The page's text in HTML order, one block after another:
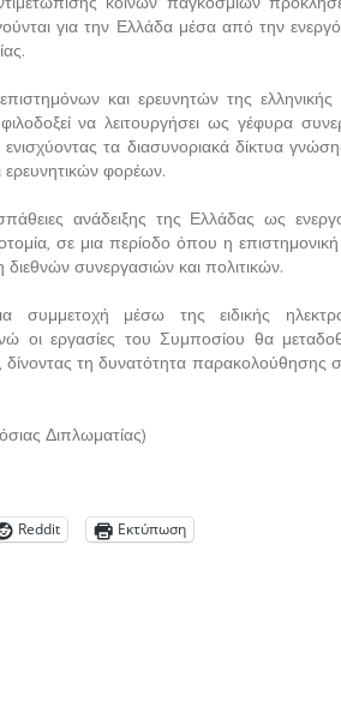
για την Ελλάδα μέσα από την
και ερευνητών της
να λειτουργήσει ως γέφυρα
τα διασυνοριακά δίκτυα
ερευνητικών φορέων.
ανάδειξης της Ελλάδας ως
σε μια περίοδο όπου η
συνεργασιών και πολιτικών.
συμμετοχή μέσω της ειδικής
οι εργασίες του Συμποσίου θα
δίνοντας τη δυνατότητα παρακολούθησης
Διπλωματίας)
Reddit Εκτύπωση